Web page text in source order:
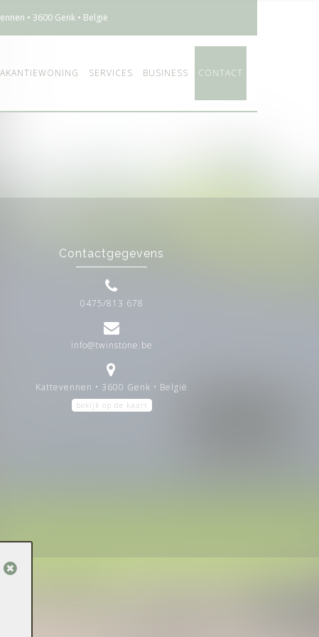
• 3600 Genk • België
SERVICES BUSINESS CONTACT
Contactgegevens
0475/813 678
info@twinstone.be
Kattevennen • 3600 Genk • België
bekijk op de kaart